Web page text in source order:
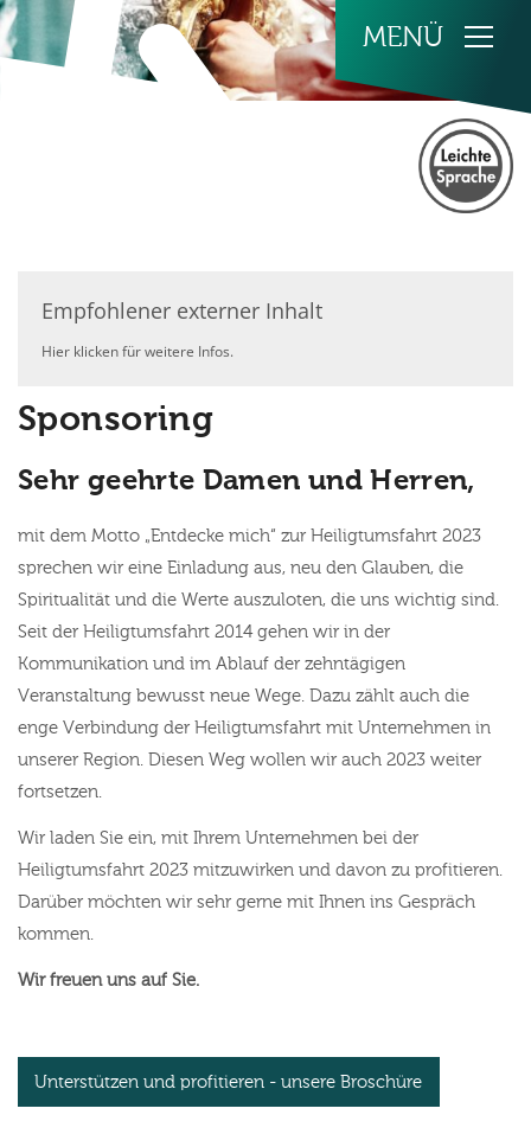
Zum Inhalt springen
Empfohlener externer Inhalt
Hier klicken für weitere Infos.
Sponsoring
Sehr geehrte Damen und Herren,
mit dem Motto „Entdecke mich“ zur Heiligtumsfahrt 2023
sprechen wir eine Einladung aus, neu den Glauben, die
Spiritualität und die Werte auszuloten, die uns wichtig sind.
Seit der Heiligtumsfahrt 2014 gehen wir in der
Kommunikation und im Ablauf der zehntägigen
Veranstaltung bewusst neue Wege. Dazu zählt auch die
enge Verbindung der Heiligtumsfahrt mit Unternehmen in
unserer Region. Diesen Weg wollen wir auch 2023 weiter
fortsetzen.
Wir laden Sie ein, mit Ihrem Unternehmen bei der
Heiligtumsfahrt 2023 mitzuwirken und davon zu profitieren.
Darüber möchten wir sehr gerne mit Ihnen ins Gespräch
kommen.
Wir freuen uns auf Sie.
Unterstützen und profitieren - unsere Broschüre